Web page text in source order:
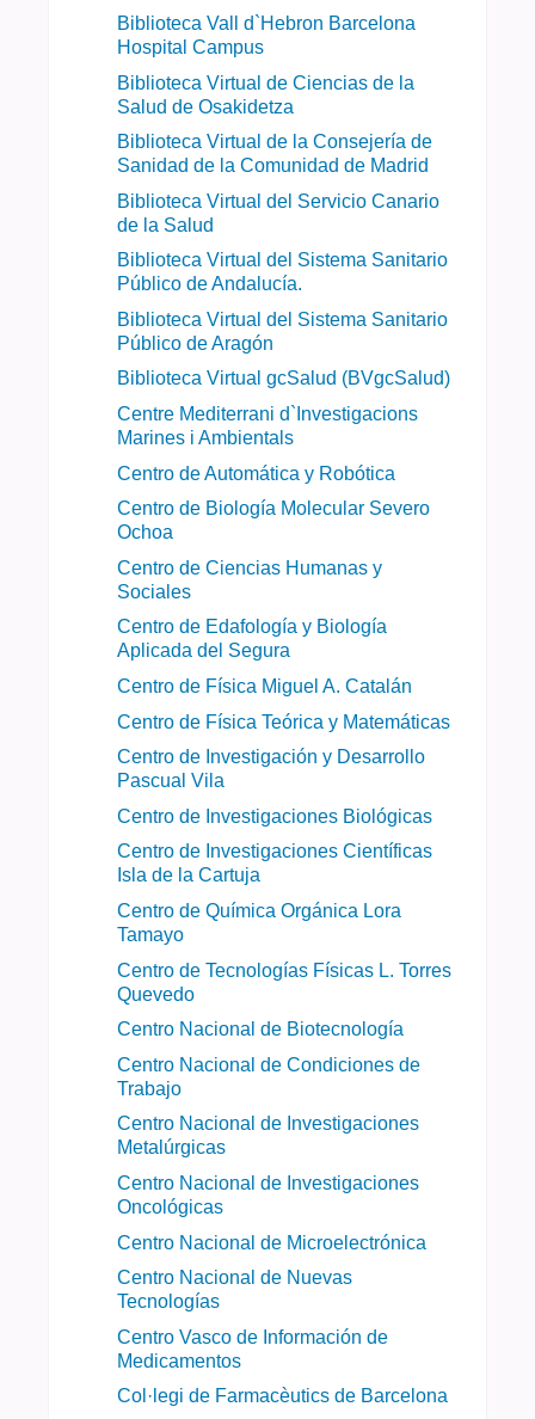
Biblioteca Vall d`Hebron Barcelona
Hospital Campus
Biblioteca Virtual de Ciencias de la
Salud de Osakidetza
Biblioteca Virtual de la Consejería de
Sanidad de la Comunidad de Madrid
Biblioteca Virtual del Servicio Canario
de la Salud
Biblioteca Virtual del Sistema Sanitario
Público de Andalucía.
Biblioteca Virtual del Sistema Sanitario
Público de Aragón
Biblioteca Virtual gcSalud (BVgcSalud)
Centre Mediterrani d`Investigacions
Marines i Ambientals
Centro de Automática y Robótica
Centro de Biología Molecular Severo
Ochoa
Centro de Ciencias Humanas y
Sociales
Centro de Edafología y Biología
Aplicada del Segura
Centro de Física Miguel A. Catalán
Centro de Física Teórica y Matemáticas
Centro de Investigación y Desarrollo
Pascual Vila
Centro de Investigaciones Biológicas
Centro de Investigaciones Científicas
Isla de la Cartuja
Centro de Química Orgánica Lora
Tamayo
Centro de Tecnologías Físicas L. Torres
Quevedo
Centro Nacional de Biotecnología
Centro Nacional de Condiciones de
Trabajo
Centro Nacional de Investigaciones
Metalúrgicas
Centro Nacional de Investigaciones
Oncológicas
Centro Nacional de Microelectrónica
Centro Nacional de Nuevas
Tecnologías
Centro Vasco de Información de
Medicamentos
Col·legi de Farmacèutics de Barcelona